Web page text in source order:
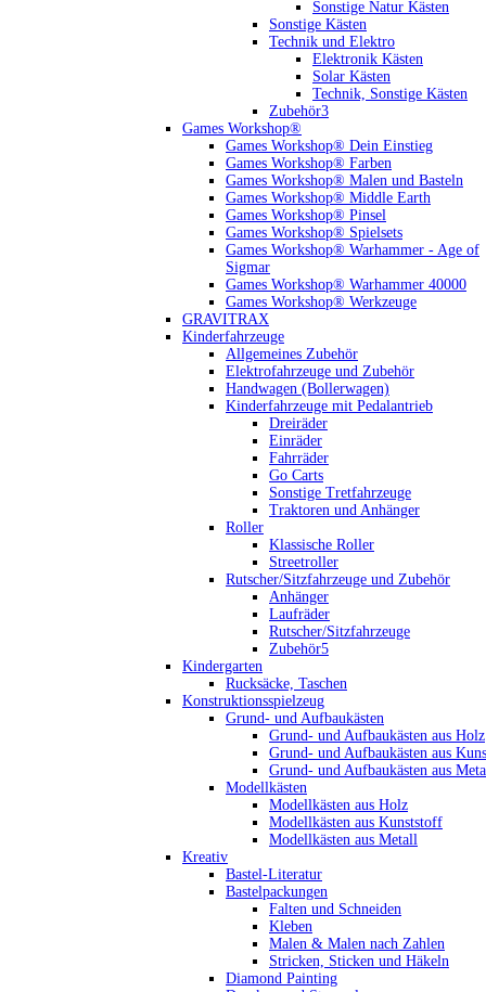
Sonstige Natur Kästen
Sonstige Kästen
Technik und Elektro
Elektronik Kästen
Solar Kästen
Technik, Sonstige Kästen
Zubehör3
Games Workshop®
Games Workshop® Dein Einstieg
Games Workshop® Farben
Games Workshop® Malen und Basteln
Games Workshop® Middle Earth
Games Workshop® Pinsel
Games Workshop® Spielsets
Games Workshop® Warhammer - Age of
Sigmar
Games Workshop® Warhammer 40000
Games Workshop® Werkzeuge
GRAVITRAX
Kinderfahrzeuge
Allgemeines Zubehör
Elektrofahrzeuge und Zubehör
Handwagen (Bollerwagen)
Kinderfahrzeuge mit Pedalantrieb
Dreiräder
Einräder
Fahrräder
Go Carts
Sonstige Tretfahrzeuge
Traktoren und Anhänger
Roller
Klassische Roller
Streetroller
Rutscher/Sitzfahrzeuge und Zubehör
Anhänger
Laufräder
Rutscher/Sitzfahrzeuge
Zubehör5
Kindergarten
Rucksäcke, Taschen
Konstruktionsspielzeug
Grund- und Aufbaukästen
Grund- und Aufbaukästen aus Holz
Grund- und Aufbaukästen aus
Grund- und Aufbaukästen aus
Modellkästen
Modellkästen aus Holz
Modellkästen aus Kunststoff
Modellkästen aus Metall
Kreativ
Bastel-Literatur
Bastelpackungen
Falten und Schneiden
Kleben
Malen & Malen nach Zahlen
Stricken, Sticken und Häkeln
Diamond Painting